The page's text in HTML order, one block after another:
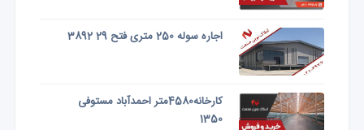
اجاره سوله 250 متری فتح 29 3892
کارخانه4580متر احمدآباد مستوفی
1350